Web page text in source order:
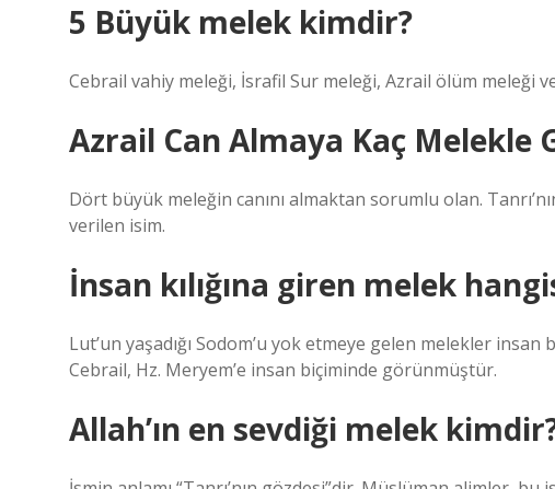
5 Büyük melek kimdir?
Cebrail vahiy meleği, İsrafil Sur meleği, Azrail ölüm meleği
Azrail Can Almaya Kaç Melekle
Dört büyük meleğin canını almaktan sorumlu olan.
verilen isim.
İnsan kılığına giren melek
Lut’un yaşadığı Sodom’u yok etmeye gelen melekler
Cebrail, Hz. Meryem’e insan biçiminde görünmüştür.
Allah’ın en sevdiği melek